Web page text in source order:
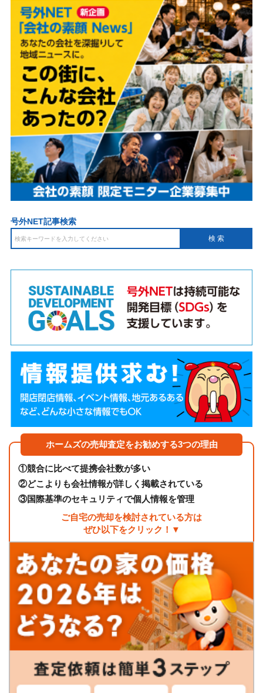
号外NET記事検索
ホームズの売却査定をお勧めする3つの理由
①競合に比べて提携会社数が多い
②どこよりも会社情報が詳しく掲載されている
③国際基準のセキュリティで個人情報を管理
ご自宅の売却を検討されている方は
ぜひ以下をクリック！▼